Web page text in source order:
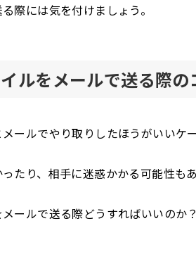
際には気を付けましょう。
ルをメールで送る際の
ールでやり取りしたほうがいいケ
たり、相手に迷惑かかる可能性もあ
ールで送る際どうすればいいのか